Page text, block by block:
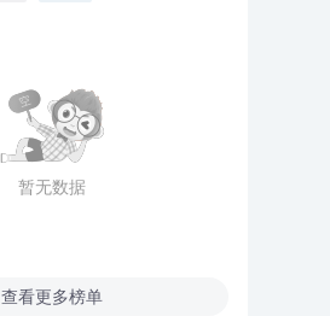
暂无数据
查看更多榜单